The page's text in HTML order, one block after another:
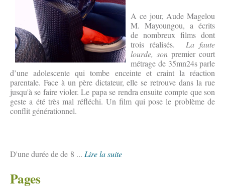
A ce jour, Aude Magelou
M. Mayoungou, a écrits
de nombreux films dont
trois réalisés. La faute
lourde, sonpremier court
métrage de 35mn24s parle
d’une adolescente qui tombe enceinte et craint la réaction
parentale. Face à un père dictateur, elle se retrouve dans la rue
jusqu'à se faire violer. Le papa se rendra ensuite compte que son
geste a été très mal réfléchi. Un film qui pose le problème de
conflit générationnel.
D'une durée de de 8 ... Lire la suite
Pages